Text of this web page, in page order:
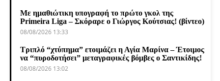
Με ημαθιώτικη υπογραφή το πρώτο γκολ της
Primeira Liga – Σκόραρε ο Γιώργος Κούτσιας! (βίντεο)
08/08/2026 13:33
Τριπλό “χτύπημα” ετοιμάζει η Αγία Μαρίνα – Έτοιμος
να “πυροδοτήσει” μεταγραφικές βόμβες ο Σαντικίδης!
08/08/2026 13:02